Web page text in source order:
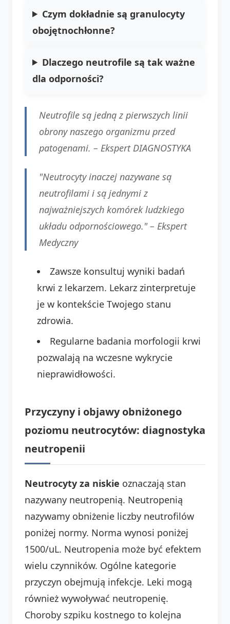
Czym dokładnie są granulocyty
obojętnochłonne?
Dlaczego neutrofile są tak ważne
dla odporności?
Neutrofile są jedną z pierwszych linii
obrony naszego organizmu przed
patogenami. – Ekspert DIAGNOSTYKA
"Neutrocyty inaczej nazywane są
neutrofilami i są jednymi z
najważniejszych komórek ludzkiego
układu odpornościowego." – Ekspert
Medyczny
Zawsze konsultuj wyniki badań
krwi z lekarzem. Lekarz zinterpretuje
je w kontekście Twojego stanu
zdrowia.
Regularne badania morfologii krwi
pozwalają na wczesne wykrycie
nieprawidłowości.
Przyczyny i objawy obniżonego
poziomu neutrocytów: diagnostyka
neutropenii
Neutrocyty za niskie oznaczają stan
nazywany neutropenią. Neutropenią
nazywamy obniżenie liczby neutrofilów
poniżej normy. Norma wynosi poniżej
1500/uL. Neutropenia może być efektem
wielu czynników. Ogólne kategorie
przyczyn obejmują infekcje. Leki mogą
również wywoływać neutropenię.
Choroby szpiku kostnego to kolejna